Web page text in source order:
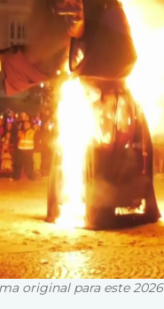
original para este 2026